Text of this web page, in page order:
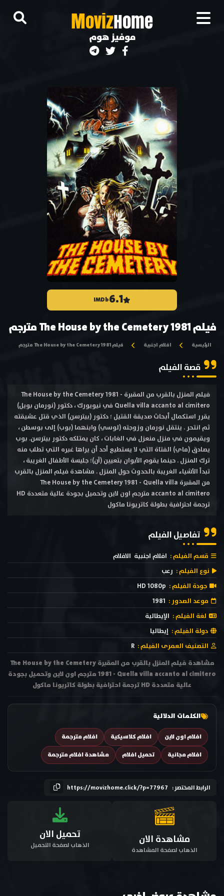
MovizHome
موفيز هوم
6.1
IMDb
فيلم The House by the Cemetery 1981 مترجم
الرئيسية افلام اجنبية فيلم The House by the Cemetery 1981 مترجم
قصة الفيلم
فيلم المنزل بالقرب من المقبرة The House by the Cemetery 1981 -
Quella villa accanto al cimitero في نيويورك ، دكتور (نورمان بويل)
يقرر استكمال أبحاث صديقة القتيل ؛ دكتور (بيترسن) الذي قتل عشيقته
ثم انتحر . ينتقل نورمان وزوجته (لوسي) وابنهما (بوب) إلى بوسطن ،
ويقيمون في منزل منعزل في الغابات ، كان يمتلكه دكتور بيترسن. بوب
يصادق (ماي) الفتاة التي لا يستطيع أحد أن يراها غيره التي تطلب منه
ترك المنزل . حينما يقوم الأبوان بتعيين (آن)؛ جليسة الأطفال الغريبة ،
تبدأ الأشياء الغريبة بالحدوث حول المنزل . مشاهدة فيلم المنزل بالقرب
من المقبرة The House by the Cemetery 1981 - Quella villa
accanto al cimitero مترجم اون لاين وتحميل بجودة عالية متعددة HD
ترجمة احترافية بطولة كاتريونا ماكول
تفاصيل الفيلم
قسم الفيلم : افلام اجنبية الافلام
نوع الفيلم : رعب
جودة الفيلم : HD 1080p
موعد الصدور : 1981
لغة الفيلم : الإيطالية
دولة الفيلم : إيطاليا
التصنيف العمرى الفيلم : R
مشاهدة فيلم المنزل بالقرب من المقبرة The House by the Cemetery
1981 - Quella villa accanto al cimitero مترجم اون لاين وتحميل بجودة
عالية متعددة HD ترجمة احترافية بطولة كاتريونا ماكول
الكلمات الدلالية
افلام اون لاين افلام كلاسيكية
افلام مترجمة
افلام مجانية
تحميل افلام مشاهدة افلام مترجمة
الرابط المختصر : https://movizhome.click/?p=77967
مشاهدة الان
الذهاب لصفحة المشاهدة
تحميل الان
الذهاب لصفحة التحميل